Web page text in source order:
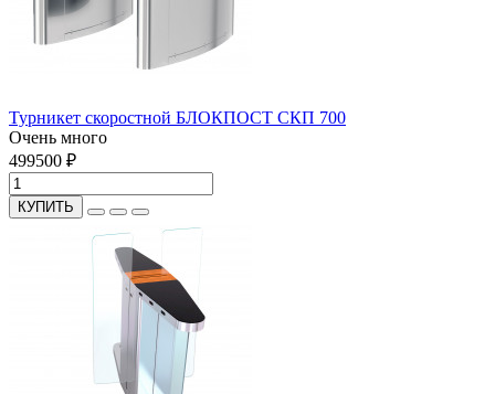
Турникет скоростной БЛОКПОСТ СКП 700
Очень много
499500 ₽
КУПИТЬ